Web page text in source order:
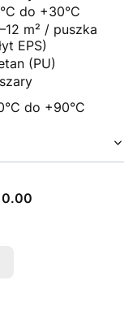
do +30°C
m² / puszka
EPS)
(PU)
do +90°C
0.00